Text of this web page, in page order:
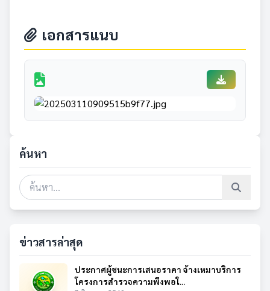
เอกสารแนบ
ค้นหา
ข่าวสารล่าสุด
ประกาศผู้ชนะการเสนอราคา จ้างเหมาบริการ
โครงการสำรวจความพึงพอใ...